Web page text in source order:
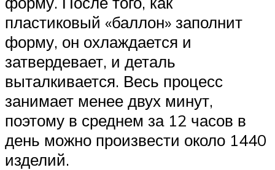
пластиковый «баллон» заполнит
форму, он охлаждается и
затвердевает, и деталь
выталкивается. Весь процесс
занимает менее двух минут,
поэтому в среднем за 12 часов в
день можно произвести около 1440
изделий.